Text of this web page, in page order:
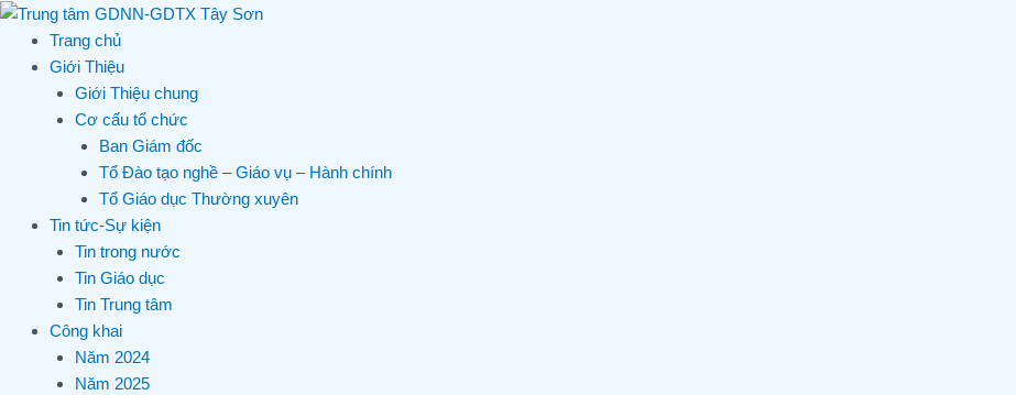
Skip
content
Trang chủ
Giới Thiệu
Giới Thiệu chung
Cơ cấu tổ chức
Ban Giám đốc
Tổ Đào tạo nghề – Giáo vụ – Hành chính
Tổ Giáo dục Thường xuyên
Tin tức-Sự kiện
Tin trong nước
Tin Giáo dục
Tin Trung tâm
Công khai
Năm 2024
Năm 2025